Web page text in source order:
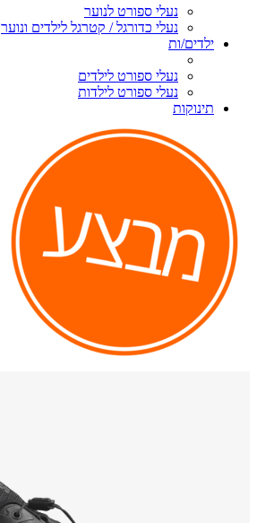
נעלי ספורט לנוער
נעלי כדורגל / קטרגל לילדים ונוער
ילדים/ות
נעלי ספורט לילדים
נעלי ספורט לילדות
תינוקות